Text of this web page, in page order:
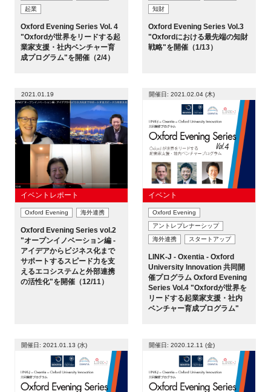
起業
Oxford Evening Series Vol. 4
"Oxfordが世界をリードする起
業家支援・社内ベンチャー育
成プログラム"を開催（2/4）
知財
Oxford Evening Series Vol.3
"Oxfordにおける最先端の知財
戦略"を開催（1/13）
2021.01.19
イベントレポート
Oxford Evening 海外連携
Oxford Evening Series vol.2
"オープンイノベーション編 -
アイデアからビジネス化まで
サポートするスピード力を支
えるエコシステムと外部連携
の活性化"を開催（12/11）
開催日: 2021.02.04 (木)
イベント
Oxford Evening
アントレプレナーシップ
海外連携
スタートアップ
LINK-J - Oxentia - Oxford
University Innovation 共同開
催プログラム Oxford Evening
Series Vol.4 "Oxfordが世界を
リードする起業家支援・社内
ベンチャー育成プログラム"
開催日: 2021.01.13 (水) 開催日: 2020.12.11 (金)